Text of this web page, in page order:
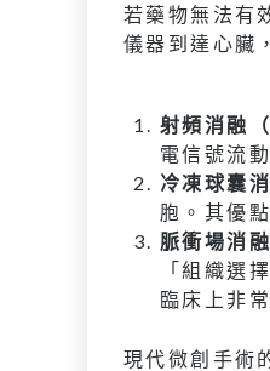
若藥物無法有
儀器到達心臟
射頻消融（
電信號流
冷凍球囊
胞。其優
脈衝場消
「組織選
臨床上非
現代微創手術